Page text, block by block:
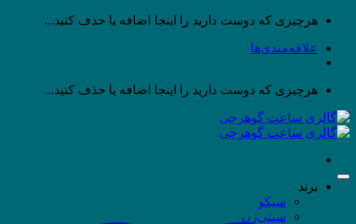
پرش
محتوا
هرچیزی که دوست دارید را اینجا اضافه یا حذف کنید...
علاقه‌مندی‌ها
هرچیزی که دوست دارید را اینجا اضافه یا حذف کنید...
برند
سیکو
سیتی‌زن